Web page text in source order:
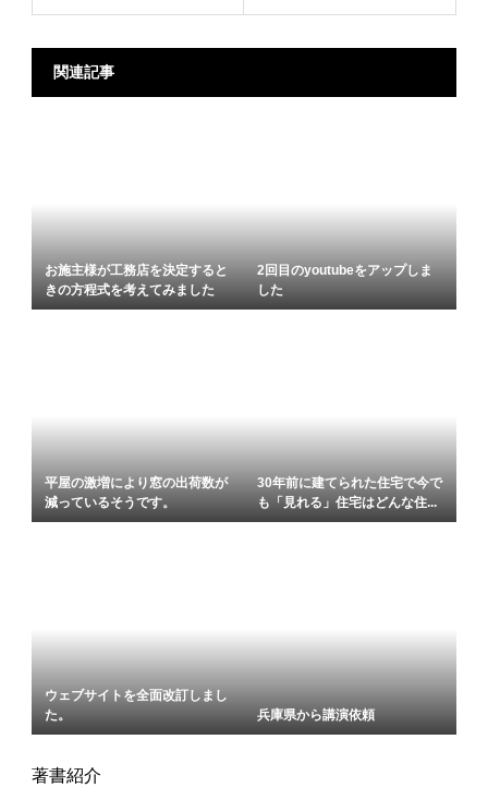
関連記事
お施主様が工務店を決定すると
きの方程式を考えてみました
2回目のyoutubeをアップしま
した
平屋の激増により窓の出荷数が
減っているそうです。
30年前に建てられた住宅で今で
も「見れる」住宅はどんな住...
ウェブサイトを全面改訂しまし
た。
兵庫県から講演依頼
著書紹介